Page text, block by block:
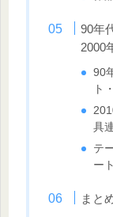
90年
2000
90
ト
具
テ
ート
まと